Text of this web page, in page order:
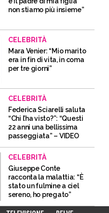
non stiamo più insieme”
CELEBRITÀ
Mara Venier: “Mio marito
era in fin di vita, in coma
per tre giorni”
CELEBRITÀ
Federica Sciarelli saluta
“Chi l’ha visto?”: “Questi
22 anni una bellissima
passeggiata” – VIDEO
CELEBRITÀ
Giuseppe Conte
racconta la malattia: “È
stato un fulmine a ciel
sereno, ho pregato”